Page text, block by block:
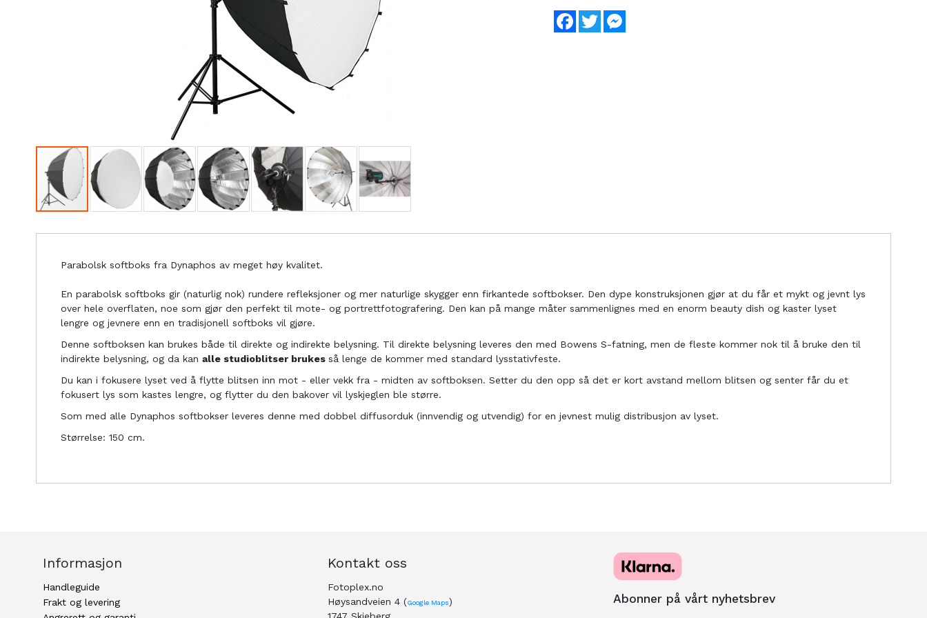
Facebook
Twitter
Parabolsk softboks fra Dynaphos av meget høy kvalitet.
En parabolsk softboks gir (naturlig nok) rundere refleksjoner og mer naturlige skygger enn firkantede softbokser. Den dype konstruksjonen gjør at du får et mykt og jevnt lys
over hele overflaten, noe som gjør den perfekt til mote- og portrettfotografering. Den kan på mange måter sammenlignes med en enorm beauty dish og kaster lyset
lengre og jevnere enn en tradisjonell softboks vil gjøre.
Denne softboksen kan brukes både til direkte og indirekte belysning. Til direkte belysning leveres den med Bowens S-fatning, men de fleste kommer nok til å bruke den til
indirekte belysning, og da kan alle studioblitser brukes så lenge de kommer med standard lysstativfeste.
Du kan i fokusere lyset ved å flytte blitsen inn mot - eller vekk fra - midten av softboksen. Setter du den opp så det er kort avstand mellom blitsen og senter får du et
fokusert lys som kastes lengre, og flytter du den bakover vil lyskjeglen ble større.
Som med alle Dynaphos softbokser leveres denne med dobbel diffusorduk (innvendig og utvendig) for en jevnest mulig distribusjon av lyset.
Størrelse: 150 cm.
Informasjon
Handleguide
Frakt og levering
Kontakt oss
Fotoplex.no
Høysandveien 4 (Google Maps)
Abonner på vårt nyhetsbrev